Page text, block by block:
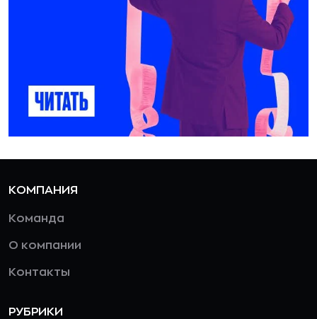
КОМПАНИЯ
Команда
О компании
Контакты
РУБРИКИ